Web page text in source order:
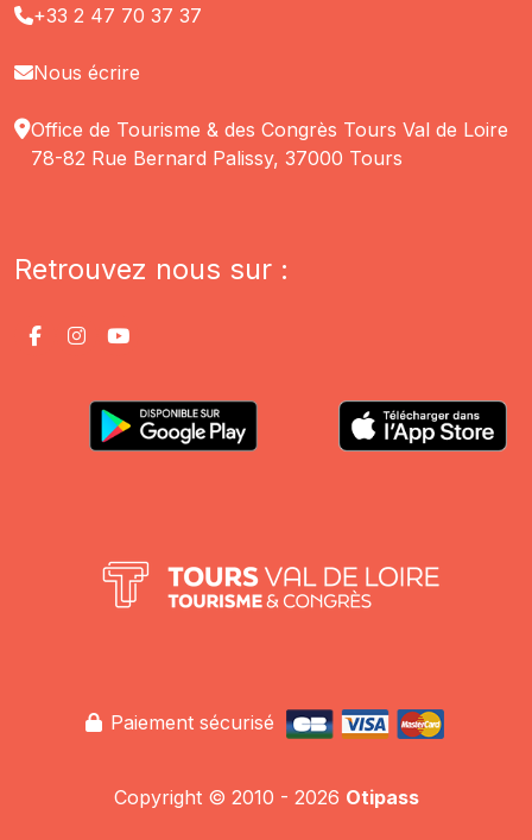
+33 2 47 70 37 37
Nous écrire
Office de Tourisme & des Congrès Tours Val de Loire
78-82 Rue Bernard Palissy, 37000 Tours
Retrouvez nous sur :
Paiement sécurisé
Copyright © 2010 - 2026 Otipass